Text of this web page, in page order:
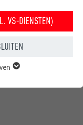
van
uit, maar het is
VS-DIENSTEN)